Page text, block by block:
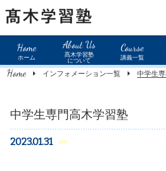
Home
ホーム
About Us
髙木学習塾
について
Course
講義一覧
北野田教室：072-234-0589
Home インフォメーション一覧 中学生
中学生専門高木学習塾
2023.01.31